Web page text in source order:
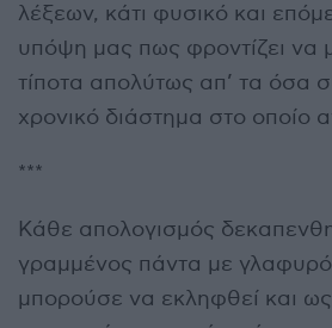
λέξεων, κάτι φυσικό και
υπόψη μας πως φροντίζει να
τίποτα απολύτως απ’ τα όσα
χρονικό διάστημα στο οποίο
***
Κάθε απολογισμός
γραμμένος πάντα με
μπορούσε να εκληφθεί και